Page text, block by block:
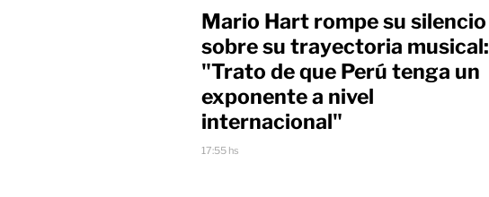
Mario Hart rompe su silencio
sobre su trayectoria musical:
"Trato de que Perú tenga un
exponente a nivel
internacional"
17:55 hs